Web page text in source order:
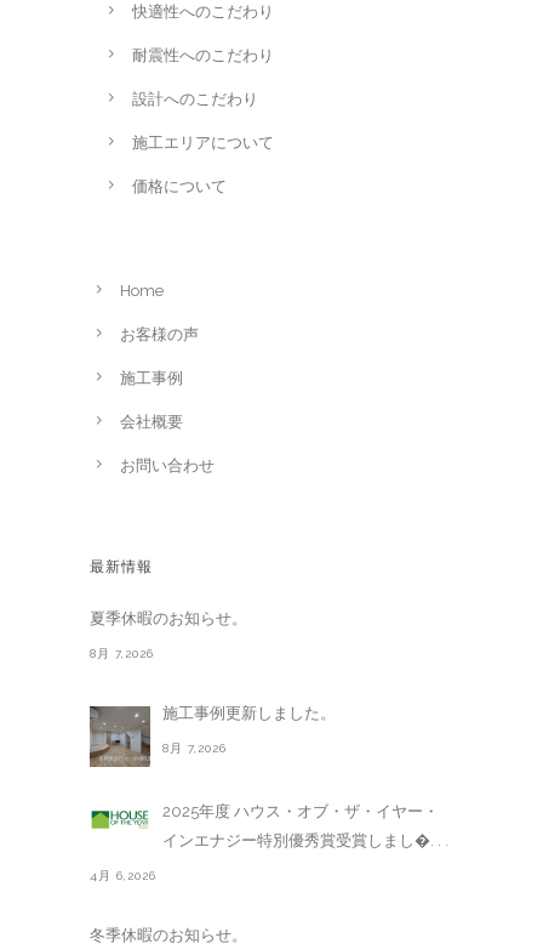
快適性へのこだわり
耐震性へのこだわり
設計へのこだわり
施工エリアについて
価格について
Home
お客様の声
施工事例
会社概要
お問い合わせ
最新情報
夏季休暇のお知らせ。
8月 7,2026
施工事例更新しました。
8月 7,2026
2025年度 ハウス・オブ・ザ・イヤー・
インエナジー特別優秀賞受賞しまし�. . .
4月 6,2026
冬季休暇のお知らせ。